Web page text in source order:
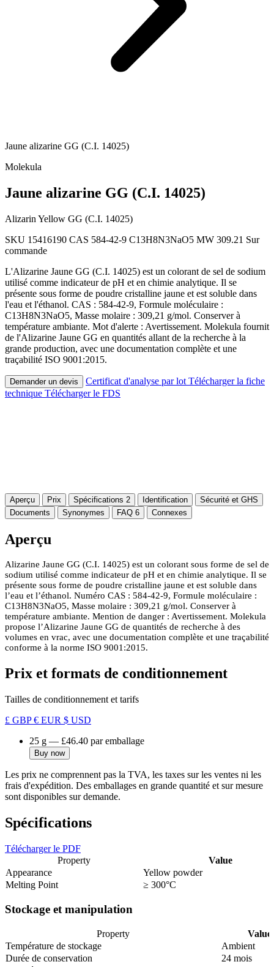
Jaune alizarine GG (C.I. 14025)
Molekula
Jaune alizarine GG (C.I. 14025)
Alizarin Yellow GG (C.I. 14025)
SKU 15416190 CAS 584-42-9 C13H8N3NaO5 MW 309.21 Sur
commande
L'Alizarine Jaune GG (C.I. 14025) est un colorant de sel de sodium
utilisé comme indicateur de pH et en chimie analytique. Il se
présente sous forme de poudre cristalline jaune et est soluble dans
l'eau et l'éthanol. CAS : 584-42-9, Formule moléculaire :
C13H8N3NaO5, Masse molaire : 309,21 g/mol. Conserver à
température ambiante. Mot d'alerte : Avertissement. Molekula fournit
de l'Alizarine Jaune GG en quantités allant de la recherche à la
grande production, avec une documentation complète et une
traçabilité ISO 9001:2015.
Demander un devis Certificat d'analyse par lot Télécharger la fiche
technique Télécharger le FDS
Aperçu Prix Spécifications 2 Identification
Sécurité et GHS
Documents
Synonymes FAQ 6 Connexes
Aperçu
Alizarine Jaune GG (C.I. 14025) est un colorant sous forme de sel de
sodium utilisé comme indicateur de pH et en chimie analytique. Il se
présente sous forme de poudre cristalline jaune et est soluble dans
l’eau et l’éthanol. Numéro CAS : 584-42-9, Formule moléculaire :
C13H8N3NaO5, Masse molaire : 309,21 g/mol. Conserver à
température ambiante. Mention de danger : Avertissement. Molekula
propose l’Alizarine Jaune GG de quantités de recherche à des
volumes en vrac, avec une documentation complète et une traçabilité
conforme à la norme ISO 9001:2015.
Prix et formats de conditionnement
Tailles de conditionnement et tarifs
£ GBP€ EUR $ USD
25 g — £46.40 par emballage
Buy now
Les prix ne comprennent pas la TVA, les taxes sur les ventes ni les
frais d'expédition. Des emballages en grande quantité et sur mesure
sont disponibles sur demande.
Spécifications
Télécharger le PDF
Property
Value
Appearance
Yellow powder
Melting Point
≥ 300°C
Stockage et manipulation
Property
Value
Température de stockage
Ambient
Durée de conservation
24 mois